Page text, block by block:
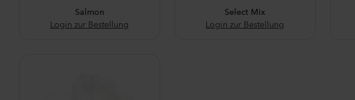
Salmon
Login zur Bestellung
Select Mix
Login zur Bestellung